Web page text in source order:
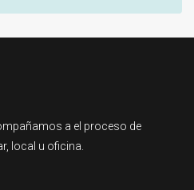
a el proceso de
local u oficina.